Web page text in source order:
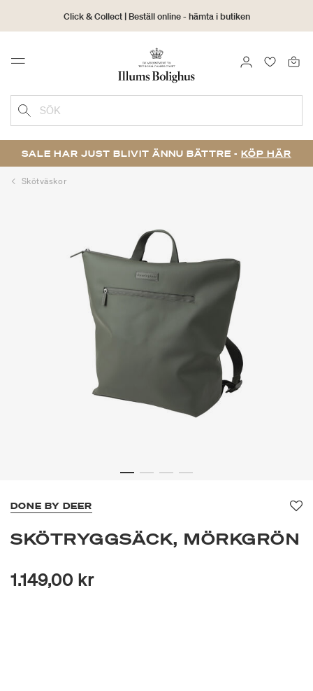
Click & Collect | Beställ online - hämta i butiken
30 dagars returrätt
Menu LOGGA IN
SÖK
SALE HAR JUST BLIVIT ÄNNU BÄTTRE - KÖP HÄR
Skötväskor
DONE BY DEER
SKÖTRYGGSÄCK, MÖRKGRÖN
1.149,00 kr